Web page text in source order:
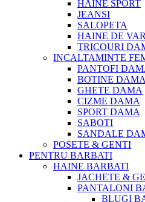
HAINE SPORT
JEANSI
SALOPETA
HAINE DE
TRICOURI
INCALTAMINTE
PANTOFI
BOTINE DAMA
GHETE DAMA
CIZME DAMA
SPORT DAMA
SABOTI
SANDALE
POSETE & GENTI
PENTRU BARBATI
HAINE BARBATI
JACHETE &
PANTALONI
BLUGI